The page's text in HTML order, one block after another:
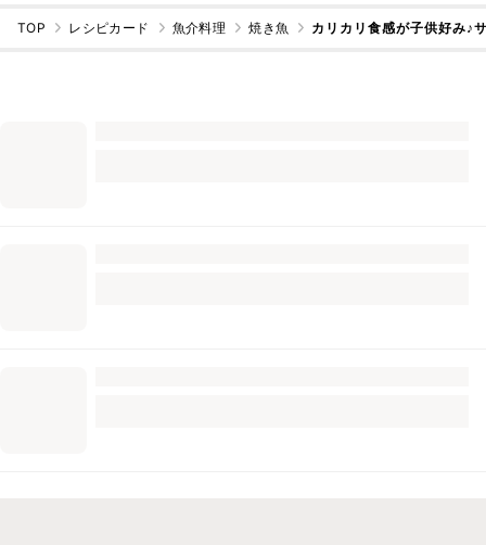
TOP レシピカード 魚介料理 焼き魚 カリカリ食感が子供好み♪